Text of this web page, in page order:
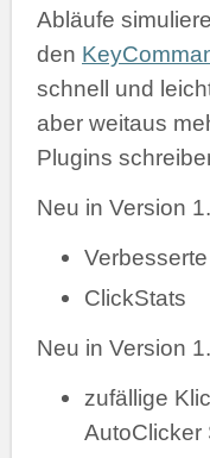
Abläufe
den
schnell und
aber weitaus
Plugins
Neu in Version
ClickStats
Neu in Version
zufällige
AutoClicker